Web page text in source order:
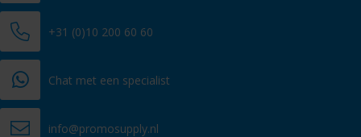
+31 (0)10 200 60 60
Chat met een specialist
info@promosupply.nl